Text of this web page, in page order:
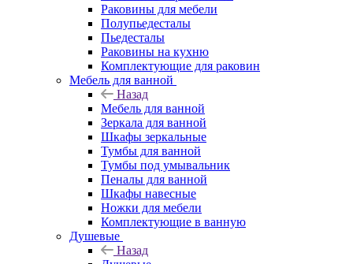
Раковины для мебели
Полупьедесталы
Пьедесталы
Раковины на кухню
Комплектующие для раковин
Мебель для ванной
Назад
Мебель для ванной
Зеркала для ванной
Шкафы зеркальные
Тумбы для ванной
Тумбы под умывальник
Пеналы для ванной
Шкафы навесные
Ножки для мебели
Комплектующие в ванную
Душевые
Назад